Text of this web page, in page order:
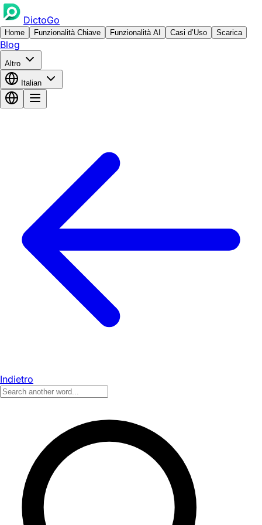
DictoGo
Home Funzionalità Chiave Funzionalità AI Casi d’Uso Scarica
Blog
Altro
Italian
Indietro